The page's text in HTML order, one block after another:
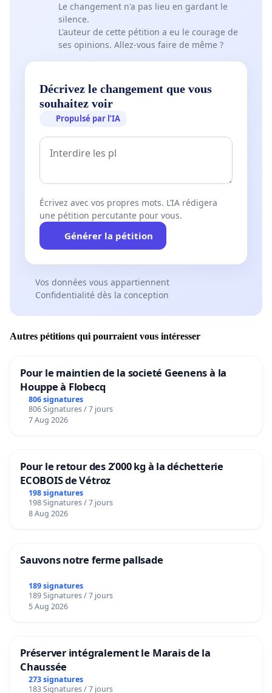
Le changement n'a pas lieu en gardant le
silence.
L'auteur de cette pétition a eu le courage de
ses opinions. Allez-vous faire de même ?
Décrivez le changement que vous
souhaitez voir
Propulsé par l’IA
Écrivez avec vos propres mots. L’IA rédigera
une pétition percutante pour vous.
Générer la pétition
Vos données vous appartiennent
Confidentialité dès la conception
Autres pétitions qui pourraient vous intéresser
Pour le maintien de la societé Geenens à la
Houppe à Flobecq
806 signatures
806 Signatures / 7 jours
7 Aug 2026
Pour le retour des 2’000 kg à la déchetterie
ECOBOIS de Vétroz
198 signatures
198 Signatures / 7 jours
8 Aug 2026
Sauvons notre ferme pallsade
189 signatures
189 Signatures / 7 jours
5 Aug 2026
Préserver intégralement le Marais de la
Chaussée
273 signatures
183 Signatures / 7 jours